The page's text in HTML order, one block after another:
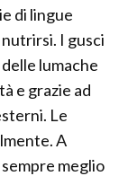
di lingue
I gusci
lumache
e grazie ad
Le
A
meglio